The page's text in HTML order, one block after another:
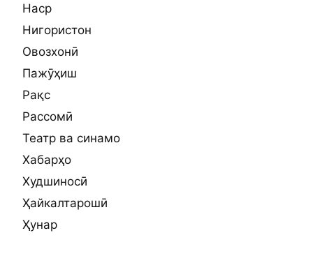
Наср
Нигористон
Овозхонӣ
Пажӯҳиш
Рақс
Рассомӣ
Театр ва синамо
Хабарҳо
Худшиносӣ
Ҳайкалтарошӣ
Ҳунар